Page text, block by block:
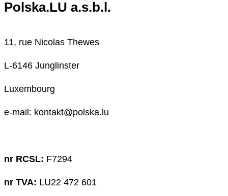
Polska.LU a.s.b.l.
11, rue Nicolas Thewes
L-6146 Junglinster
Luxembourg
e-mail: kontakt@polska.lu
nr RCSL: F7294
nr TVA: LU22 472 601